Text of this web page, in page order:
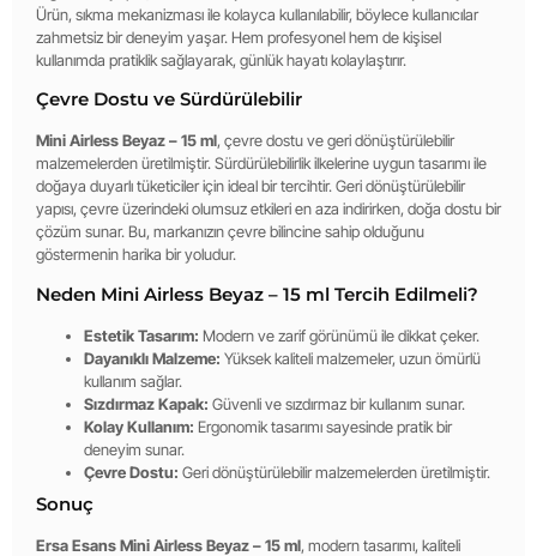
Ürün, sıkma mekanizması ile kolayca kullanılabilir, böylece kullanıcılar
zahmetsiz bir deneyim yaşar. Hem profesyonel hem de kişisel
kullanımda pratiklik sağlayarak, günlük hayatı kolaylaştırır.
Çevre Dostu ve Sürdürülebilir
Mini Airless Beyaz – 15 ml, çevre dostu ve geri dönüştürülebilir
malzemelerden üretilmiştir. Sürdürülebilirlik ilkelerine uygun tasarımı ile
doğaya duyarlı tüketiciler için ideal bir tercihtir. Geri dönüştürülebilir
yapısı, çevre üzerindeki olumsuz etkileri en aza indirirken, doğa dostu bir
çözüm sunar. Bu, markanızın çevre bilincine sahip olduğunu
göstermenin harika bir yoludur.
Neden Mini Airless Beyaz – 15 ml Tercih Edilmeli?
Estetik Tasarım: Modern ve zarif görünümü ile dikkat çeker.
Dayanıklı Malzeme: Yüksek kaliteli malzemeler, uzun ömürlü
kullanım sağlar.
Sızdırmaz Kapak: Güvenli ve sızdırmaz bir kullanım sunar.
Kolay Kullanım: Ergonomik tasarımı sayesinde pratik bir
deneyim sunar.
Çevre Dostu: Geri dönüştürülebilir malzemelerden üretilmiştir.
Sonuç
Ersa Esans Mini Airless Beyaz – 15 ml, modern tasarımı, kaliteli